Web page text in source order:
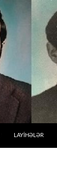
LAYİHƏLƏR